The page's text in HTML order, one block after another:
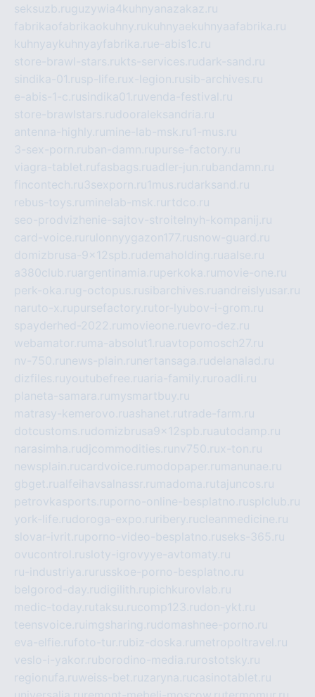
seksuzb.ruguzywia4kuhnyanazakaz.ru
fabrikaofabrikaokuhny.rukuhnyaekuhnyaafabrika.ru
kuhnyaykuhnyayfabrika.rue-abis1c.ru
store-brawl-stars.rukts-services.rudark-sand.ru
sindika-01.rusp-life.rux-legion.rusib-archives.ru
e-abis-1-c.rusindika01.ruvenda-festival.ru
store-brawlstars.rudooraleksandria.ru
antenna-highly.ru mine-lab-msk.ru1-mus.ru
3-sex-porn.ruban-damn.rupurse-factory.ru
viagra-tablet.rufasbags.ruadler-jun.rubandamn.ru
fincontech.ru3sexporn.ru1mus.rudarksand.ru
rebus-toys.ru minelab-msk.ru rtdco.ru
seo-prodvizhenie-sajtov-stroitelnyh-kompanij.ru
card-voice.ru rulonnyygazon177.rusnow-guard.ru
domizbrusa-9x12spb.rudemaholding.ruaalse.ru
a380club.ruargentinamia.ruperkoka.ru movie-one.ru
perk-oka.rug-octopus.rusibarchives.ruandreislyusar.ru
naruto-x.rupursefactory.rutor-lyubov-i-grom.ru
spayderhed-2022.ru movieone.ruevro-dez.ru
webamator.ru ma-absolut1.ruavtopomosch27.ru
nv-750.ru news-plain.ru nertansaga.rudelanalad.ru
dizfiles.ruyoutubefree.ruaria-family.ru roadli.ru
planeta-samara.ru mysmartbuy.ru
matrasy-kemerovo.ruashanet.rutrade-farm.ru
dotcustoms.rudomizbrusa9x12spb.ruautodamp.ru
narasimha.rudjcommodities.ru nv750.rux-ton.ru
newsplain.rucardvoice.ru modopaper.ru manunae.ru
gbget.rualfeihavsalnassr.ru madoma.rutajuncos.ru
petrovkasports.ruporno-online-besplatno.rusplclub.ru
york-life.rudoroga-expo.ru ribery.rucleanmedicine.ru
slovar-ivrit.ruporno-video-besplatno.ruseks-365.ru
ovucontrol.rusloty-igrovyye-avtomaty.ru
ru-industriya.ru russkoe-porno-besplatno.ru
belgorod-day.rudigilith.rupichkurovlab.ru
medic-today.rutaksu.rucomp123.rudon-ykt.ru
teensvoice.ru imgsharing.rudomashnee-porno.ru
eva-elfie.rufoto-tur.rubiz-doska.ru metropoltravel.ru
veslo-i-yakor.ruborodino-media.ru rostotsky.ru
regionufa.ruweiss-bet.ruzaryna.rucasinotablet.ru